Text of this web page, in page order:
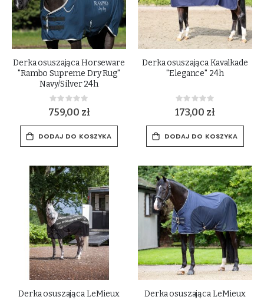
Derka osuszająca Horseware
"Rambo Supreme Dry Rug"
Navy/Silver 24h
Rating:
0%
759,00 zł
DODAJ DO KOSZYKA
Derka osuszająca Kavalkade
"Elegance" 24h
Rating:
0%
173,00 zł
DODAJ DO KOSZYKA
Derka osuszająca LeMieux
Derka osuszająca LeMieux